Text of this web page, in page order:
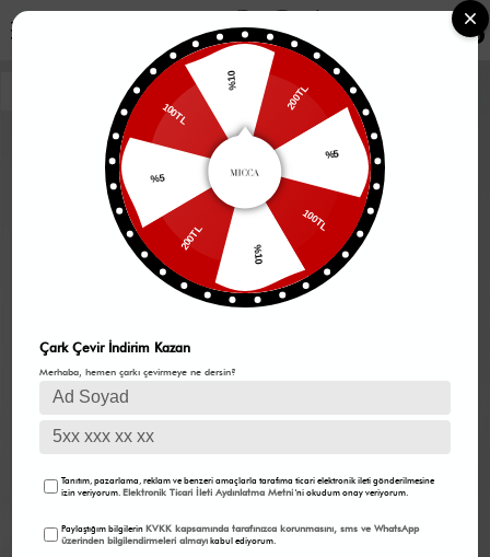
0
%10 200TL
%5
100TL
%10
200TL
%5
100TL
Çark Çevir İndirim Kazan
Merhaba, hemen çarkı çevirmeye ne dersin?
Tanıtım, pazarlama, reklam ve benzeri amaçlarla tarafıma ticari elektronik ileti gönderilmesine
izin veriyorum.Elektronik Ticari İleti Aydınlatma Metni 'ni okudum onay veriyorum.
Paylaştığım bilgilerinKVKK kapsamında tarafınızca korunmasını, sms ve WhatsApp
üzerinden bilgilendirmeleri almayı kabul ediyorum.